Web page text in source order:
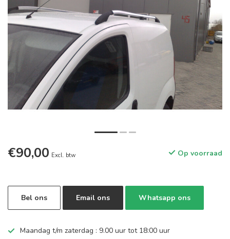
€90,00 Excl. btw Op voorraad
Bel ons Email ons Whatsapp ons
Maandag t/m zaterdag : 9.00 uur tot 18:00 uur